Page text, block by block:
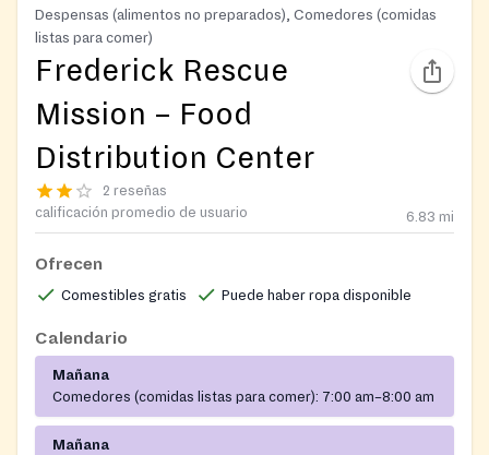
Despensas (alimentos no preparados), Comedores (comidas
listas para comer)
Frederick Rescue
Mission – Food
Distribution Center
2 reseñas
calificación promedio de usuario
6.83 mi
Ofrecen
Comestibles gratis Puede haber ropa disponible
Calendario
Mañana
Comedores (comidas listas para comer): 7:00 am–8:00 am
Mañana